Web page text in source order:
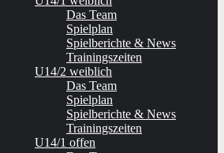
Das Team
Spielplan
Spielberichte & News
Trainingszeiten
U14/2 weiblich
Das Team
Spielplan
Spielberichte & News
Trainingszeiten
U14/1 offen